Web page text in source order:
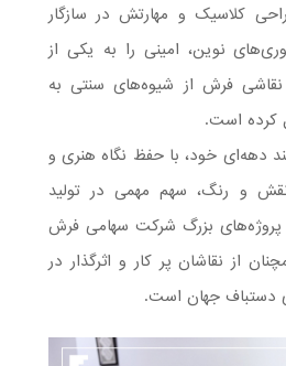
کلاسیک و مهارتش در سازگار
نوین، امینی را به یکی از
نقاشی فرش از شیوه‌های سنتی به
کرده است.
دهه‌ای خود، با حفظ نگاه هنری و
و رنگ، سهم مهمی در تولید
بزرگ شرکت سهامی فرش
از نقاشان پر کار و اثرگذار در
دستباف جهان است.